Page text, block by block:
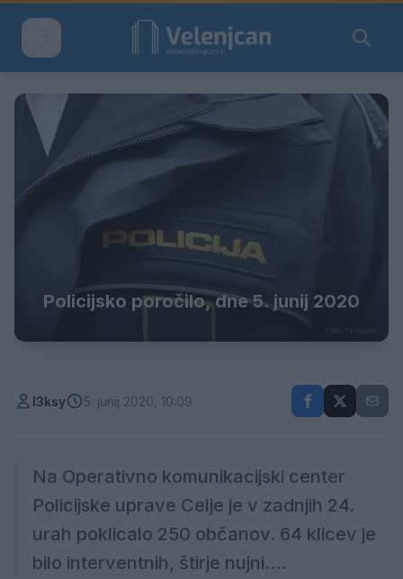
Policijsko poročilo, dne 5. junij 2020
l3ksy 5. junij 2020, 10:09
Na Operativno komunikacijski center
Policijske uprave Celje je v zadnjih 24.
urah poklicalo 250 občanov. 64 klicev je
bilo interventnih, štirje nujni....